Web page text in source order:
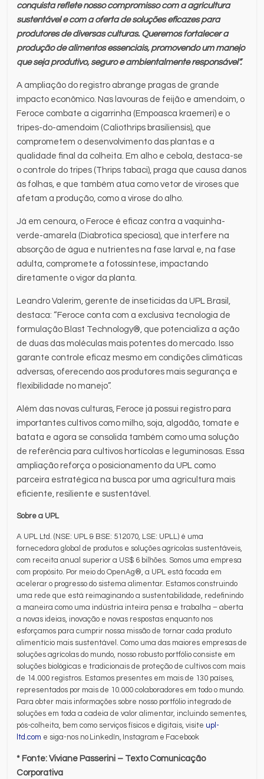
conquista reflete nosso compromisso com a agricultura
sustentável e com a oferta de soluções eficazes para
produtores de diversas culturas. Queremos fortalecer a
produção de alimentos essenciais, promovendo um manejo
que seja produtivo, seguro e ambientalmente responsável”.
A ampliação do registro abrange pragas de grande
impacto econômico. Nas lavouras de feijão e amendoim, o
Feroce combate a cigarrinha (Empoasca kraemeri) e o
tripes-do-amendoim (Caliothrips brasiliensis), que
comprometem o desenvolvimento das plantas e a
qualidade final da colheita. Em alho e cebola, destaca-se
o controle do tripes (Thrips tabaci), praga que causa danos
às folhas, e que também atua como vetor de viroses que
afetam a produção, como a virose do alho.
Já em cenoura, o Feroce é eficaz contra a vaquinha-
verde-amarela (Diabrotica speciosa), que interfere na
absorção de água e nutrientes na fase larval e, na fase
adulta, compromete a fotossíntese, impactando
diretamente o vigor da planta.
Leandro Valerim, gerente de inseticidas da UPL Brasil,
destaca: “Feroce conta com a exclusiva tecnologia de
formulação Blast Technology®, que potencializa a ação
de duas das moléculas mais potentes do mercado. Isso
garante controle eficaz mesmo em condições climáticas
adversas, oferecendo aos produtores mais segurança e
flexibilidade no manejo”.
Além das novas culturas, Feroce já possui registro para
importantes cultivos como milho, soja, algodão, tomate e
batata e agora se consolida também como uma solução
de referência para cultivos hortícolas e leguminosas. Essa
ampliação reforça o posicionamento da UPL como
parceira estratégica na busca por uma agricultura mais
eficiente, resiliente e sustentável.
Sobre a UPL
A UPL Ltd. (NSE: UPL & BSE: 512070, LSE: UPLL) é uma
fornecedora global de produtos e soluções agrícolas sustentáveis,
com receita anual superior a US$ 6 bilhões. Somos uma empresa
com propósito. Por meio do OpenAg®, a UPL está focada em
acelerar o progresso do sistema alimentar. Estamos construindo
uma rede que está reimaginando a sustentabilidade, redefinindo
a maneira como uma indústria inteira pensa e trabalha – aberta
a novas ideias, inovação e novas respostas enquanto nos
esforçamos para cumprir nossa missão de tornar cada produto
alimentício mais sustentável. Como uma das maiores empresas de
soluções agrícolas do mundo, nosso robusto portfólio consiste em
soluções biológicas e tradicionais de proteção de cultivos com mais
de 14.000 registros. Estamos presentes em mais de 130 países,
representados por mais de 10.000 colaboradores em todo o mundo.
Para obter mais informações sobre nosso portfólio integrado de
soluções em toda a cadeia de valor alimentar, incluindo sementes,
pós-colheita, bem como serviços físicos e digitais, visite upl-
ltd.com e siga-nos no LinkedIn, Instagram e Facebook
* Fonte: Viviane Passerini – Texto Comunicação
Corporativa